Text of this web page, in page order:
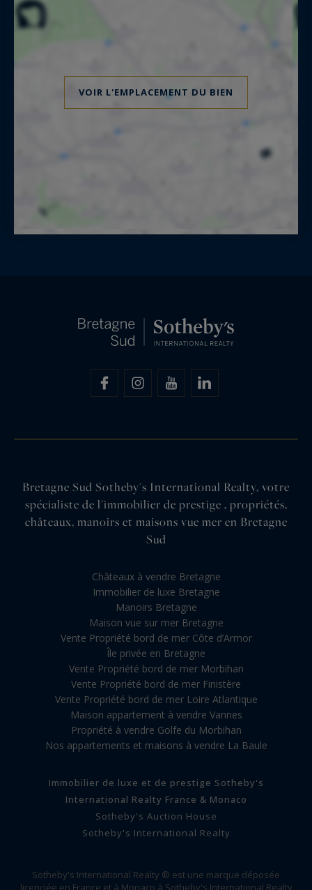
VOIR L'EMPLACEMENT DU BIEN
Bretagne Sud Sotheby's International Realty, votre
spécialiste de l'immobilier de prestige , propriétés,
châteaux, manoirs et maisons vue mer en Bretagne
Sud
Châteaux à vendre Bretagne
Immobilier de luxe Bretagne
Manoirs Bretagne
Maison vue sur mer Bretagne
Vente Propriété bord de mer Côte d’Armor
Île privée en Bretagne
Vente Propriété bord de mer Morbihan
Vente Propriété bord de mer Finistère
Vente Propriété bord de mer Loire Atlantique
Maison appartement à vendre Vannes
Propriété à vendre Golfe du Morbihan
Nos appartements et maisons à vendre La Baule
Immobilier de luxe et de prestige Sotheby's
International Realty France & Monaco
Sotheby's Auction House
Sotheby's International Realty
Sotheby's International Realty ® est une marque déposée
licenciée en France et à Monaco à Sotheby's International Realty